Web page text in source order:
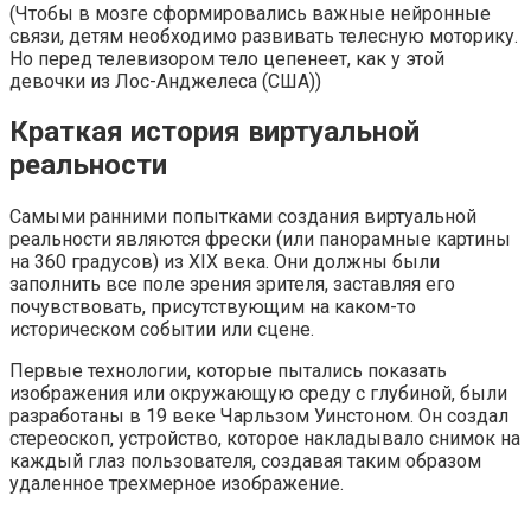
(Чтобы в мозге сформировались важные нейронные
связи, детям необходимо развивать телесную моторику.
Но перед телевизором тело цепенеет, как у этой
девочки из Лос-Анджелеса (США))
Краткая история виртуальной
реальности
Самыми ранними попытками создания виртуальной
реальности являются фрески (или панорамные картины
на 360 градусов) из XIX века. Они должны были
заполнить все поле зрения зрителя, заставляя его
почувствовать, присутствующим на каком-то
историческом событии или сцене.
Первые технологии, которые пытались показать
изображения или окружающую среду с глубиной, были
разработаны в 19 веке Чарльзом Уинстоном. Он создал
стереоскоп, устройство, которое накладывало снимок на
каждый глаз пользователя, создавая таким образом
удаленное трехмерное изображение.